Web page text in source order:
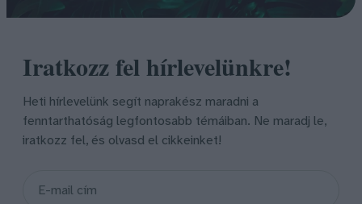
Iratkozz fel hírlevelünkre!
Heti hírlevelünk segít naprakész maradni a
fenntarthatóság legfontosabb témáiban. Ne maradj le,
iratkozz fel, és olvasd el cikkeinket!